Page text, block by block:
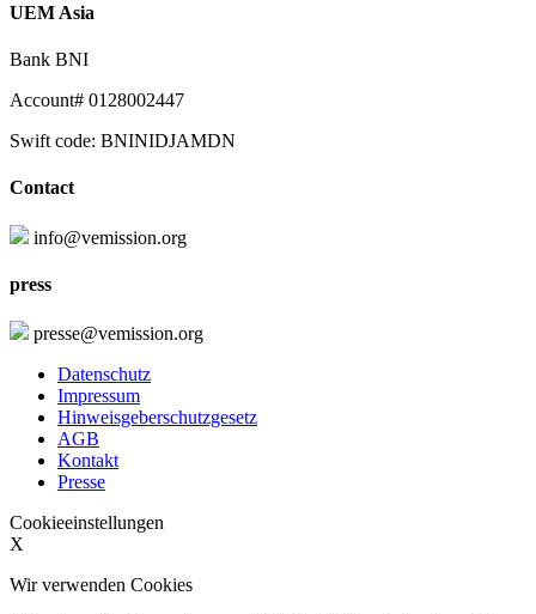
UEM Asia
Bank BNI
Account# 0128002447
Swift code: BNINIDJAMDN
Contact
info@vemission.org
press
presse@vemission.org
Datenschutz
Impressum
Hinweisgeberschutzgesetz
AGB
Kontakt
Presse
Cookieeinstellungen
X
Wir verwenden Cookies